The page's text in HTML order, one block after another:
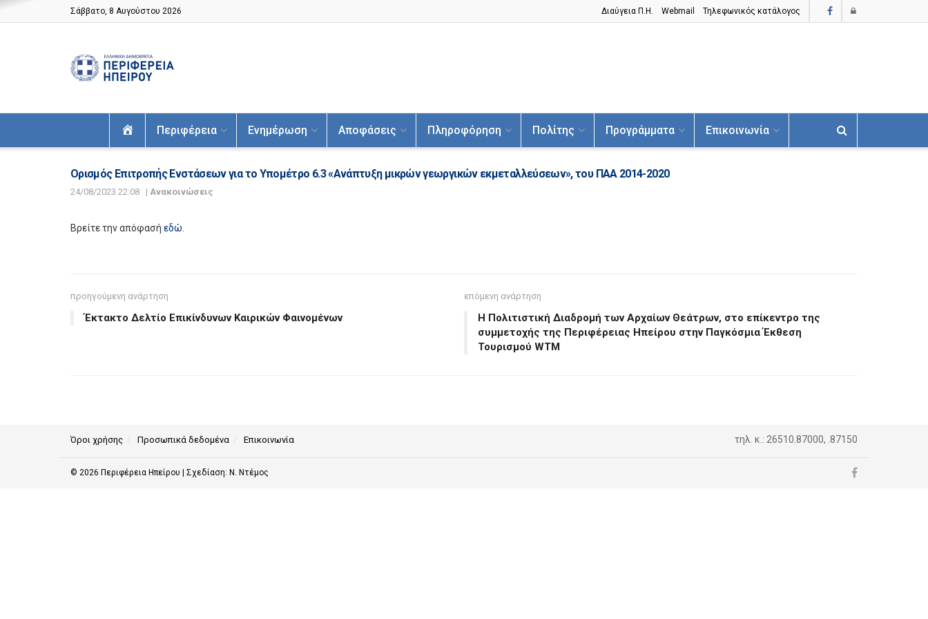
Σάββατο, 8 Αυγούστου 2026 Διαύγεια Π.H. Webmail Τηλεφωνικός κατάλογος
ΑρχικήΠεριφέρεια Ενημέρωση Αποφάσεις Πληροφόρηση Πολίτης Προγράμματα Επικοινωνία
Ορισμός Επιτροπής Ενστάσεων για το Υπομέτρο 6.3 «Ανάπτυξη μικρών γεωργικών εκμεταλλεύσεων», του ΠΑΑ 2014-2020
24/08/2023 22:08 | Ανακοινώσεις
Βρείτε την απόφασή εδώ.
προηγούμενη ανάρτηση
Έκτακτο Δελτίο Επικίνδυνων Καιρικών Φαινομένων
επόμενη ανάρτηση
H Πολιτιστική Διαδρομή των Αρχαίων Θεάτρων, στο επίκεντρο της
συμμετοχής της Περιφέρειας Ηπείρου στην Παγκόσμια Έκθεση
Τουρισμού WTM
Όροι χρήσης Προσωπικά δεδομένα Επικοινωνία τηλ. κ.: 26510.87000, .87150
© 2026 Περιφέρεια Ηπείρου | Σχεδίαση: Ν. Ντέμος